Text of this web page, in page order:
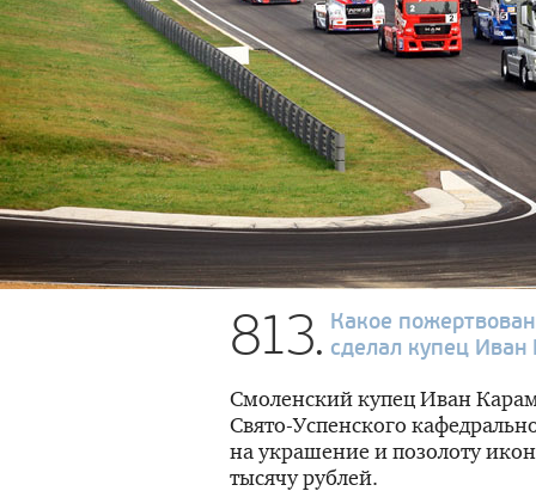
813. Какое
сделал купец Иван
Смоленский купец Иван
Свято-Успенского
на украшение и позолоту
тысячу рублей.